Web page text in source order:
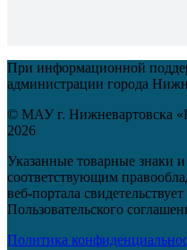
При информационной
администрации города
© МАУ г. Нижневартовска
2026
Указанные товарные знаки
соответствующим
веб-портала
Пользовательского
Политика